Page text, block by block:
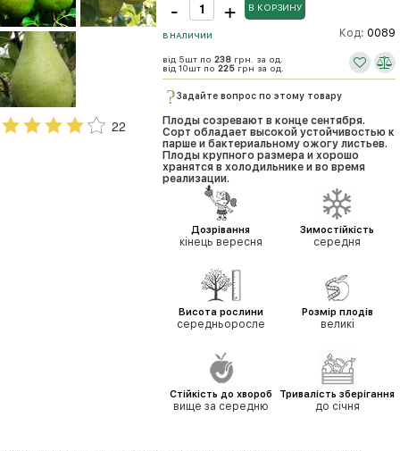
22
В НАЛИЧИИ Код: 0089
від 5шт по 238 грн. за од.
від 10шт по 225 грн за од.
Задайте вопрос по этому товару
Плоды созревают в конце сентября.
Сорт обладает высокой устойчивостью к
парше и бактериальному ожогу листьев.
Плоды крупного размера и хорошо
хранятся в холодильнике и во время
реализации.
Дозрівання
кінець вересня
Зимостійкість
середня
Висота рослини
середньоросле
Розмір плодів
великі
Стійкість до хвороб
вище за середню
Тривалість зберігання
до січня